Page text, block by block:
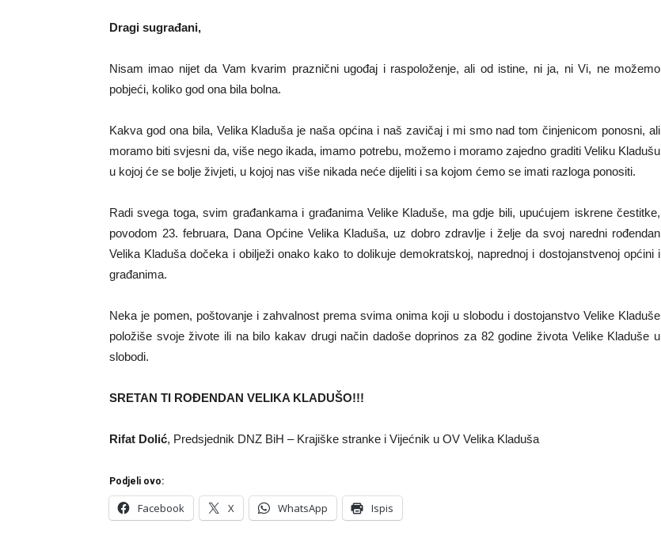
Dragi sugrađani,
Nisam imao nijet da Vam kvarim praznični ugođaj i raspoloženje, ali od istine, ni ja, ni Vi, ne možemo
pobjeći, koliko god ona bila bolna.
Kakva god ona bila, Velika Kladuša je naša općina i naš zavičaj i mi smo nad tom činjenicom ponosni, ali
moramo biti svjesni da, više nego ikada, imamo potrebu, možemo i moramo zajedno graditi Veliku Kladušu
u kojoj će se bolje živjeti, u kojoj nas više nikada neće dijeliti i sa kojom ćemo se imati razloga ponositi.
Radi svega toga, svim građankama i građanima Velike Kladuše, ma gdje bili, upućujem iskrene čestitke,
povodom 23. februara, Dana Općine Velika Kladuša, uz dobro zdravlje i želje da svoj naredni rođendan
Velika Kladuša dočeka i obilježi onako kako to dolikuje demokratskoj, naprednoj i dostojanstvenoj općini i
građanima.
Neka je pomen, poštovanje i zahvalnost prema svima onima koji u slobodu i dostojanstvo Velike Kladuše
položiše svoje živote ili na bilo kakav drugi način dadoše doprinos za 82 godine života Velike Kladuše u
slobodi.
SRETAN TI ROĐENDAN VELIKA KLADUŠO!!!
Rifat Dolić, Predsjednik DNZ BiH – Krajiške stranke i Vijećnik u OV Velika Kladuša
Podjeli ovo:
Facebook X WhatsApp Ispis